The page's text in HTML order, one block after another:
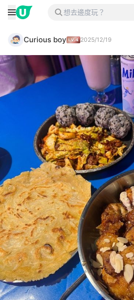
Curious boy 2025/12/19